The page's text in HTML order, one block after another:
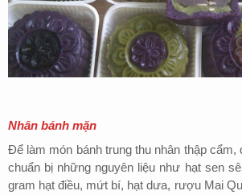
Nhân bánh mặn
Để làm món bánh trung thu nhân thập cẩm,
chuẩn bị những nguyên liệu như hạt sen
gram hạt điều, mứt bí, hạt dưa, rượu Mai